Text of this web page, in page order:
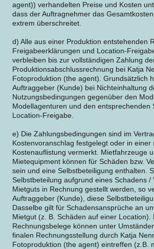
agent)) verhandelten Preise und Kosten
dass der Auftragnehmer das
extrem überschreitet.
d) Alle aus einer Produktion entstehenden
Freigabeerklärungen und Location-
verbleiben bis zur vollständigen Zahlung
Produktionsabschlussrechnung bei Katja
Fotoproduktion (the agent). Grundsätzlich
Auftraggeber (Kunde) bei Nichteinhaltung
Nutzungsbedingungen gegenüber den
Modellagenturen und den entsprechenden
Location-Freigabe.
e) Die Zahlungsbedingungen sind im
Kostenvoranschlag festgelegt oder in einer
Kostenauflistung vermerkt. Mietfahrzeuge
Mietequipment können für Schäden bzw.
sein und eine Selbstbeteiligung enthalten.
Selbstbeteilung aufgrund eines Schadens /
Mietguts in Rechnung gestellt werden, so
Auftraggeber (Kunde), diese
Dasselbe gilt für Schadensansprüche an
Mietgut (z. B. Schäden auf einer Location).
Rechnungsbelege können unter
finalen Rechnungsstellung durch Katja
Fotoproduktion (the agent) eintreffen (z.B.